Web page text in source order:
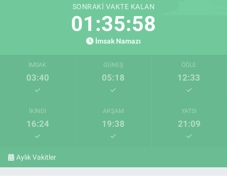
SONRAKI VAKTE KALAN
01:35:57
İmsak Namazı
İMSAK
03:40
GÜNEŞ
05:18
ÖĞLE
12:33
İKINDI
16:24
AKŞAM
19:38
YATSI
21:09
Aylık Vakitler